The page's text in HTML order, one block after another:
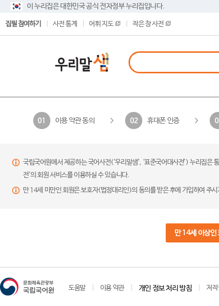
이 누리집은 대한민국 공식 전자정부 누리집입니다.
집필 참여하기 사전 통계 어휘 지도 작은 창 사전
01 이용 약관 동의 02 휴대폰 인증
국립국어원에서 제공하는 국어사전(‘우리말샘’, ‘표준국어대사전’) 누리집
전’의 회원 서비스를 이용하실 수 있습니다.
만 14세 미만인 회원은 보호자(법정대리인)의 동의를 받은 후에 가입하여 주
만 14세 이상인
도움말 이용 약관 개인 정보 처리 방침 저